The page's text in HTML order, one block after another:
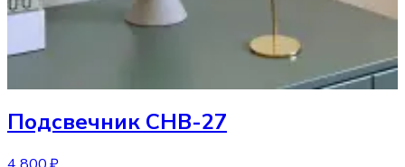
Подсвечник CHB-27